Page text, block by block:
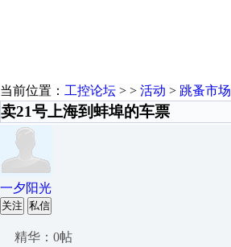
当前位置： 工控论坛 > > 活动 > 跳蚤市场
卖21号上海到蚌埠的车票
一夕阳光
关注 私信
精华：0帖